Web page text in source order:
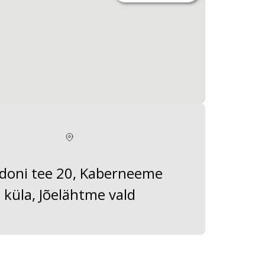
tee 20, Kaberneeme
küla, Jõelähtme vald